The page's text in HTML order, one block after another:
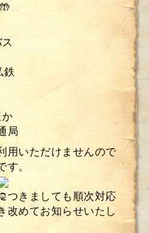
局
用いただけませんので
。
つきましても順次対応
改めてお知らせいたし